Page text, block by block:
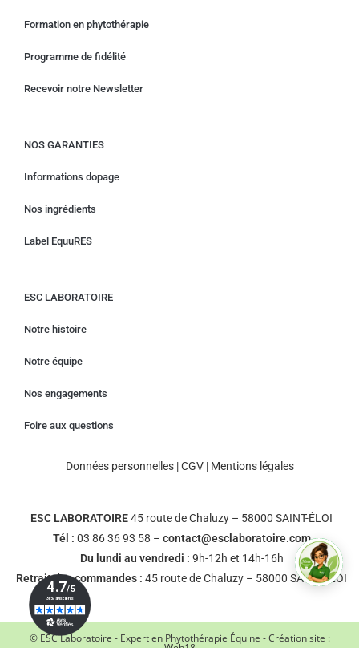
Formation en phytothérapie
Programme de fidélité
Recevoir notre Newsletter
NOS GARANTIES
Informations dopage
Nos ingrédients
Label EquuRES
ESC LABORATOIRE
Notre histoire
Notre équipe
Nos engagements
Foire aux questions
Données personnelles|CGV| Mentions légales
ESC LABORATOIRE45 route de Chaluzy – 58000 SAINT-ÉLOI
Tél : 03 86 36 93 58 – contact@esclaboratoire.com
Du lundi au vendredi : 9h-12h et 14h-16h
Retrait des commandes :45 route de Chaluzy – 58000 SAINT-ÉLOI
© ESC Laboratoire - Expert en Phytothérapie Équine - Création site :